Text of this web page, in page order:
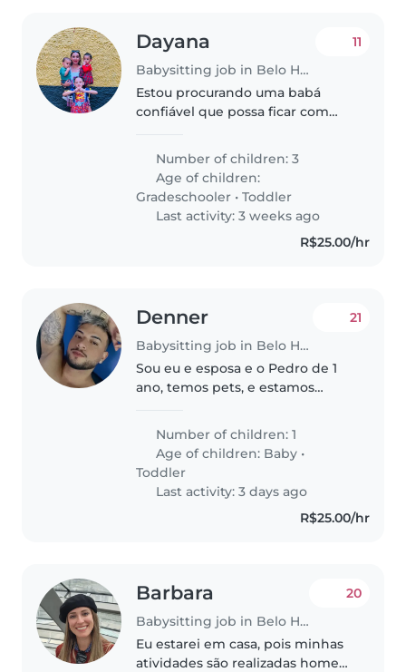
Dayana
Babysitting job in Belo Horizonte
11
Estou procurando uma babá
confiável que possa ficar com
escola. Eles são crianças calmas,
brincalhonas e falantes. Não
consigo acessar as mensagens
Number of children: 3
Age of children:
Gradeschooler •Toddler
Last activity: 3 weeks ago
R$25.00/hr
Denner
Babysitting job in Belo Horizonte
21
Sou eu e esposa e o Pedro de 1
ano, temos pets, e estamos
horários esporádicos, sem muita
preocupação com outras coisas,
foco é somente no bebê, temos
dias..
Number of children: 1
Age of children: Baby •
Toddler
Last activity: 3 days ago
R$25.00/hr
Barbara
Babysitting job in Belo Horizonte
20
Eu estarei em casa, pois minhas
atividades são realizadas home